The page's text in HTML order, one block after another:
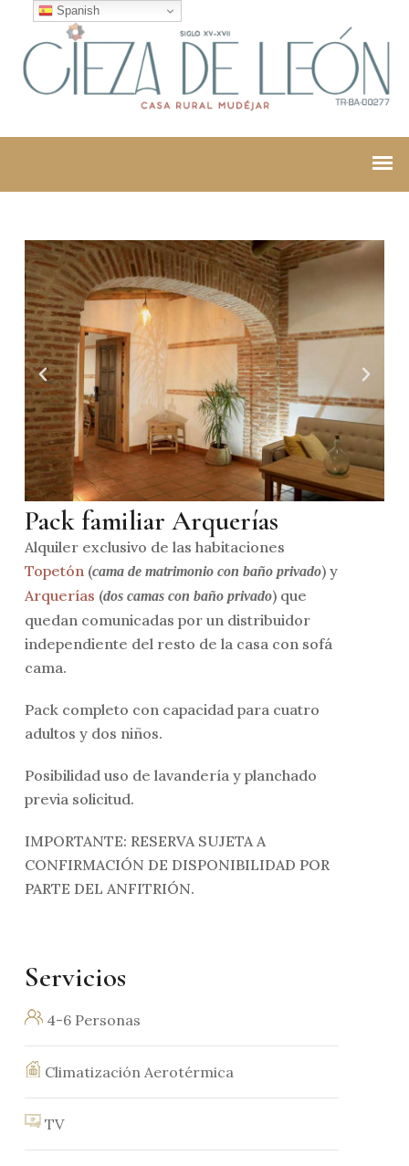
Pack familiar Arquerías
Alquiler exclusivo de las habitaciones
Topetón(cama de matrimonio con baño privado) y
Arquerías (dos camas con baño privado) que
quedan comunicadas por un distribuidor
independiente del resto de la casa con sofá
cama.
Pack completo con capacidad para cuatro
adultos y dos niños.
Posibilidad uso de lavandería y planchado
previa solicitud.
IMPORTANTE: RESERVA SUJETA A
CONFIRMACIÓN DE DISPONIBILIDAD POR
PARTE DEL ANFITRIÓN.
Servicios
4-6 Personas
Climatización Aerotérmica
TV
Spanish